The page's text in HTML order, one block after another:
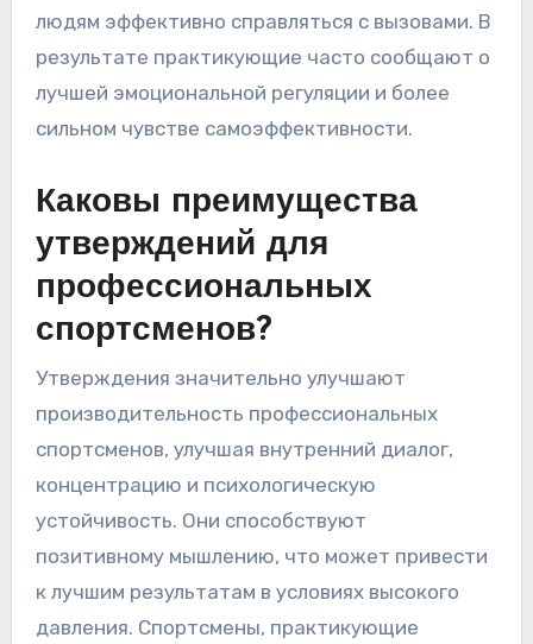
людям эффективно справляться с вызовами. В
результате практикующие часто сообщают о
лучшей эмоциональной регуляции и более
сильном чувстве самоэффективности.
Каковы преимущества
утверждений для
профессиональных
спортсменов?
Утверждения значительно улучшают
производительность профессиональных
спортсменов, улучшая внутренний диалог,
концентрацию и психологическую
устойчивость. Они способствуют
позитивному мышлению, что может привести
к лучшим результатам в условиях высокого
давления. Спортсмены, практикующие